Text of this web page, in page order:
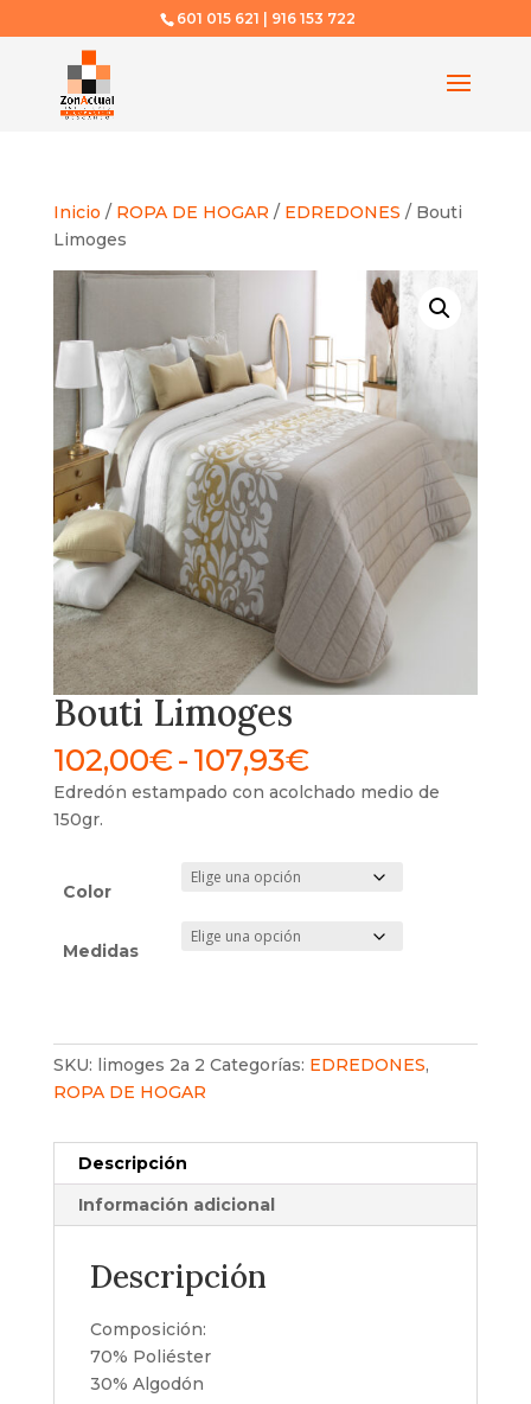
601 015 621 | 916 153 722
Inicio / ROPA DE HOGAR / EDREDONES / Bouti
Limoges
Bouti Limoges
102,00€-107,93€Rango
de
102,00€
Edredón estampado con acolchado medio de
150gr.
Color
Medidas
SKU: limoges 2a 2 Categorías: EDREDONES,
ROPA DE HOGAR
Descripción
Información adicional
Descripción
Composición:
70% Poliéster
30% Algodón